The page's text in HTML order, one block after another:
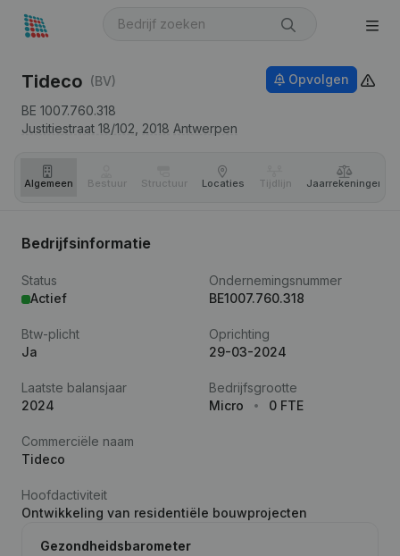
Tideco (BV)
BE 1007.760.318
Justitiestraat 18/102, 2018 Antwerpen
Opvolgen
Algemeen Bestuur Structuur Locaties Tijdlijn Jaar­rekeningen
Bedrijfsinformatie
Status
Actief
Ondernemingsnummer
BE1007.760.318
Btw-plicht
Ja
Oprichting
29-03-2024
Laatste balansjaar
2024
Bedrijfsgrootte
Micro
0 FTE
Commerciële naam
Tideco
Hoofdactiviteit
Ontwikkeling van residentiële bouwprojecten
Gezondheidsbarometer